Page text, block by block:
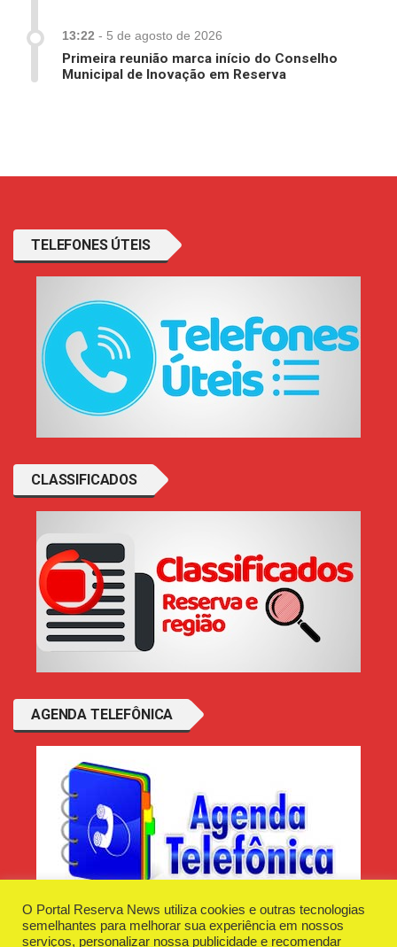
13:22 - 5 de agosto de 2026
Primeira reunião marca início do Conselho
Municipal de Inovação em Reserva
TELEFONES ÚTEIS
CLASSIFICADOS
AGENDA TELEFÔNICA
O Portal Reserva News utiliza cookies e outras tecnologias
semelhantes para melhorar sua experiência em nossos
serviços, personalizar nossa publicidade e recomendar